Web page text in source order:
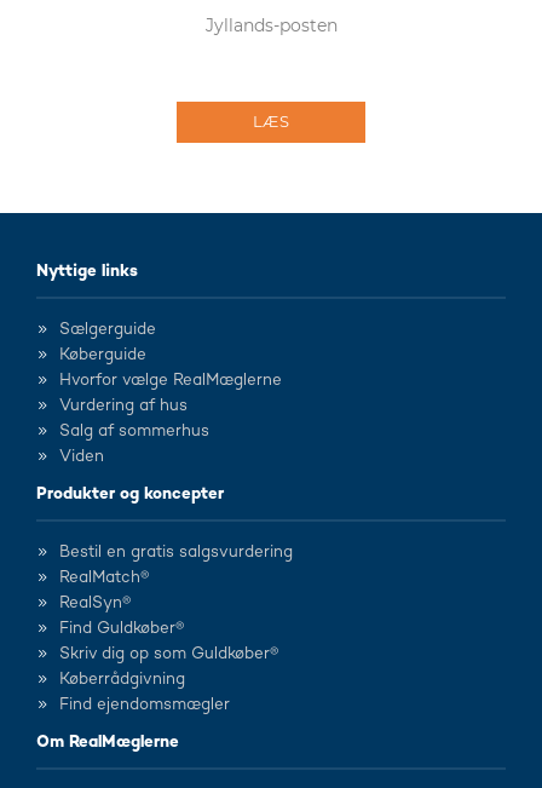
Jyllands-posten
LÆS
Nyttige links
Sælgerguide
Køberguide
Hvorfor vælge RealMæglerne
Vurdering af hus
Salg af sommerhus
Viden
Produkter og koncepter
Bestil en gratis salgsvurdering
RealMatch®
RealSyn®
Find Guldkøber®
Skriv dig op som Guldkøber®
Køberrådgivning
Find ejendomsmægler
Om RealMæglerne